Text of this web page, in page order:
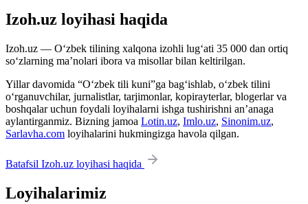
Izoh.uz loyihasi haqida
Izoh.uz — O‘zbek tilining xalqona izohli lug‘ati 35 000 dan ortiq
so‘zlarning ma’nolari ibora va misollar bilan keltirilgan.
Yillar davomida “O‘zbek tili kuni”ga bag‘ishlab, o‘zbek tilini
o‘rganuvchilar, jurnalistlar, tarjimonlar, kopirayterlar, blogerlar va
boshqalar uchun foydali loyihalarni ishga tushirishni an’anaga
aylantirganmiz. Bizning jamoa Lotin.uz, Imlo.uz, Sinonim.uz,
Sarlavha.com loyihalarini hukmingizga havola qilgan.
Batafsil Izoh.uz loyihasi haqida
Loyihalarimiz